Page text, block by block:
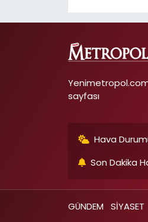
sayfası
Hava
Son Dakika
GÜNDEM SİYASET